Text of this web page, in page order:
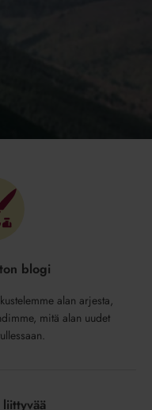
blogi
alan arjesta,
mitä alan uudet